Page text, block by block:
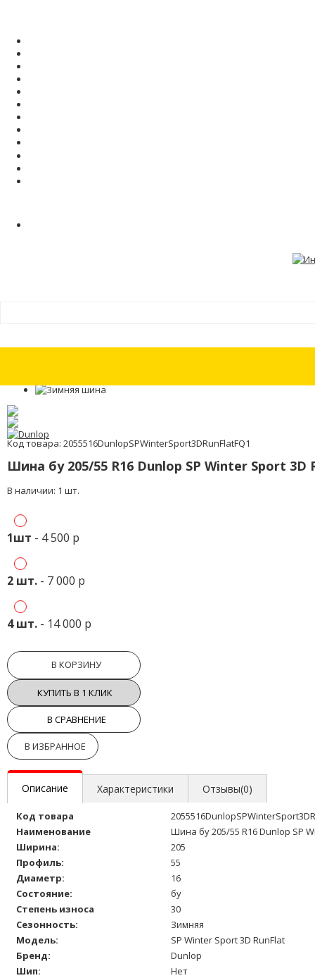
Код товара: 2055516DunlopSPWinterSport3DRunFlatFQ1
Шина бу 205/55 R16 Dunlop SP Winter Sport 3D
В наличии: 1 шт.
1шт - 4 500 р
2 шт. - 7 000 р
4 шт. - 14 000 р
В КОРЗИНУ
КУПИТЬ В 1 КЛИК
В СРАВНЕНИЕ
В ИЗБРАННОЕ
Описание Характеристики Отзывы(0)
Код товара
Наименование
Шина бу 205/55 R16 Dunlop SP
Ширина:
205
Профиль:
55
Диаметр:
16
Состояние:
бу
Степень износа
30
Сезонность:
Зимняя
Модель:
SP Winter Sport 3D RunFlat
Бренд:
Dunlop
Шип:
Нет